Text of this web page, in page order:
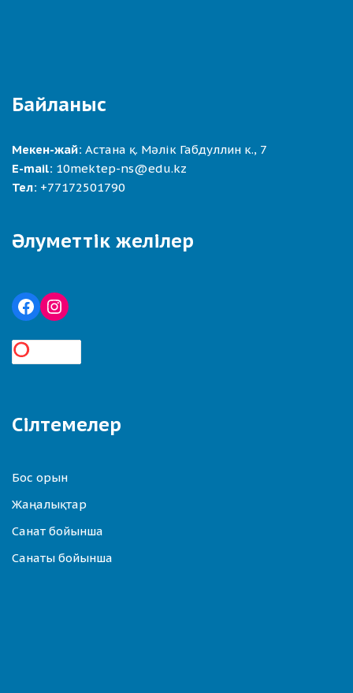
Байланыс
Мекен-жай: Астана қ. Мәлік Габдуллин к., 7
E-mail: 10mektep-ns@edu.kz
Тел: +77172501790
Әлуметтік желілер
Сілтемелер
Бос орын
Жаңалықтар
Санат бойынша
Санаты бойынша